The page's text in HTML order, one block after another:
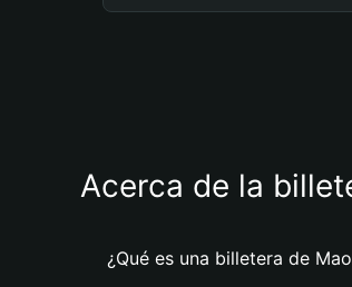
Acerca de la
¿Qué es una billetera de